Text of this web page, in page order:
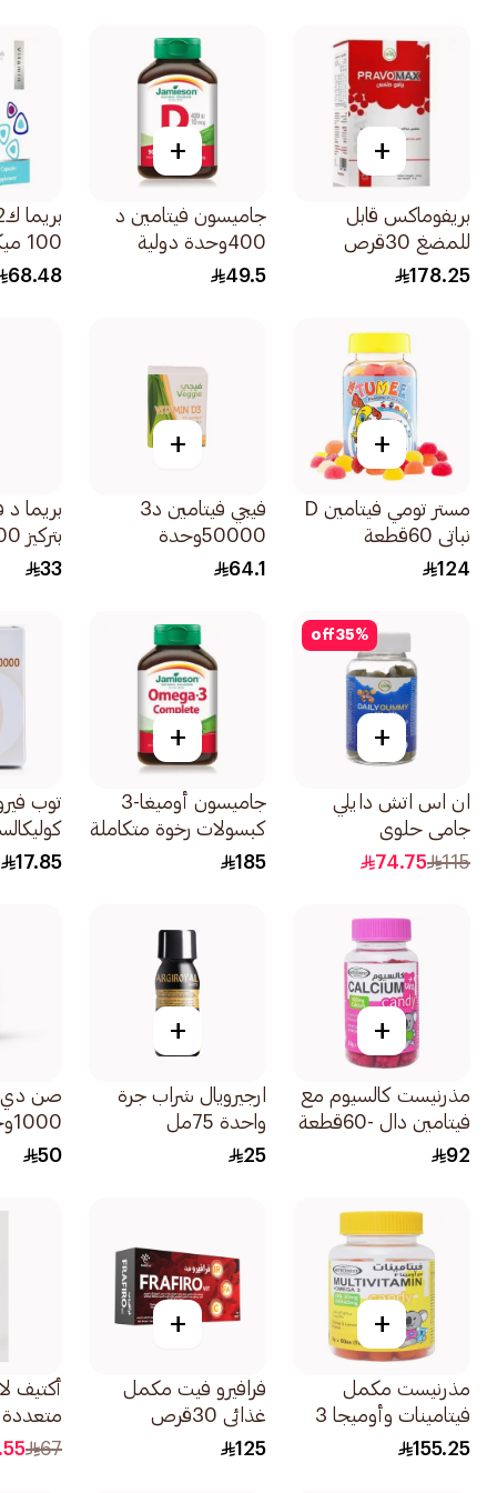
+
بريفوماكس قابل
للمضغ 30قرص
178.25
+
جاميسون فيتامين د
400وحدة دولية
90قرص
49.5
60كبسولة
68.48
+
مستر تومي فيتامين D
نباتي 60قطعة
124
+
فيجي فيتامين د3
50000وحدة
20كبسولة
64.1
دولية 60 كبسولة
33
35%
off
+
ان اس اتش دايلي
جامي حلوى
الفيتامينات
115
74.75
+
جاميسون أوميغا-3
كبسولات رخوة متكاملة
80كبسولة
185
توب
فيتامين د
17.85
+
مذرنيست كالسيوم مع
فيتامين دال -60قطعة
92
+
ارجيرويال شراب جرة
واحدة 75مل
25
صن دي
1000وحدة 90قرص
50
+
مذرنيست مكمل
فيتامينات وأوميجا 3
60قطعة
155.25
+
فرافيرو فيت مكمل
غذائي 30قرص
125
أكتيف
متعددة 20قرص
67